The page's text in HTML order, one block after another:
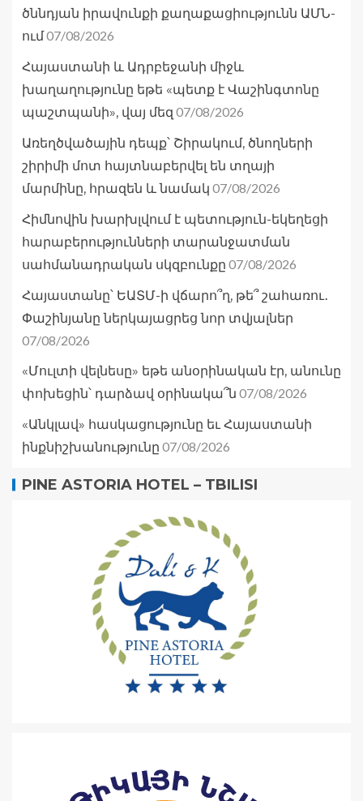
ծննդյան իրավունքի քաղաքացիությունն ԱՄՆ-
ում07/08/2026
Հայաստանի և Ադրբեջանի միջև
խաղաղությունը եթե «պետք է Վաշինգտոնը
պաշտպանի», վայ մեզ 07/08/2026
Առեղծվածային դեպք՝ Շիրակում, ծնողների
շիրիմի մոտ հայտնաբերվել են տղայի
մարմինը, հրազեն և նամակ 07/08/2026
Հիմնովին խարխլվում է պետություն-եկեղեցի
հարաբերությունների տարանջատման
սահմանադրական սկզբունքը 07/08/2026
Հայաստանը՝ ԵԱՏՄ-ի վճարո՞ղ, թե՞ շահառու․
Փաշինյանը ներկայացրեց նոր տվյալներ
07/08/2026
«Մուլտի վելնեսը» եթե անօրինական էր, անունը
փոխեցին՝ դարձավ օրինակա՞ն 07/08/2026
«Անկլավ» հասկացությունը եւ Հայաստանի
ինքնիշխանությունը 07/08/2026
PINE ASTORIA HOTEL – TBILISI